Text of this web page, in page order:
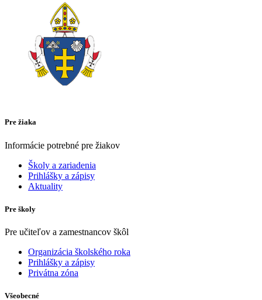
Pre žiaka
Informácie potrebné pre žiakov
Školy a zariadenia
Prihlášky a zápisy
Aktuality
Pre školy
Pre učiteľov a zamestnancov škôl
Organizácia školského roka
Prihlášky a zápisy
Privátna zóna
Všeobecné